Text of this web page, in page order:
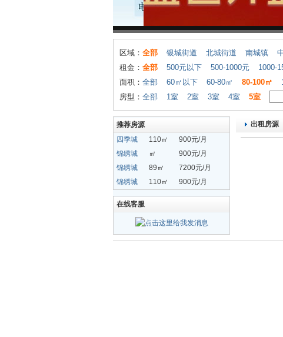
区域： 全部 银城街道 北城街道 南城镇
租金： 全部 500元以下 500-1000元 1000-
面积： 全部 60㎡以下 60-80㎡ 80-100㎡
房型： 全部 1室 2室 3室 4室 5室
推荐房源
四季城
110㎡
900元/月
锦绣城
㎡
900元/月
锦绣城
89㎡
7200元/月
锦绣城
110㎡ 900元/月
在线客服
出租房源